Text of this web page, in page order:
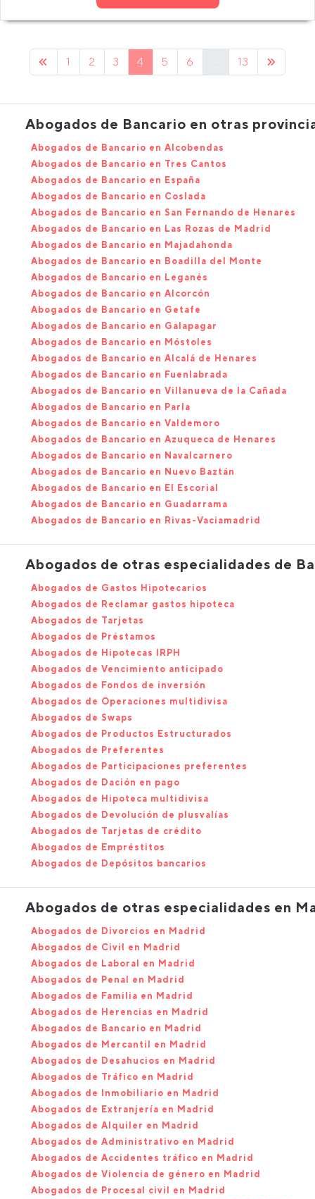
1 2 3 4 5 6 ... 13
Abogados de Bancario en otras
Abogados de Bancario en Alcobendas
Abogados de Bancario en Tres Cantos
Abogados de Bancario en España
Abogados de Bancario en Coslada
Abogados de Bancario en San Fernando de Henares
Abogados de Bancario en Las Rozas de Madrid
Abogados de Bancario en Majadahonda
Abogados de Bancario en Boadilla del Monte
Abogados de Bancario en Leganés
Abogados de Bancario en Alcorcón
Abogados de Bancario en Getafe
Abogados de Bancario en Galapagar
Abogados de Bancario en Móstoles
Abogados de Bancario en Alcalá de Henares
Abogados de Bancario en Fuenlabrada
Abogados de Bancario en Villanueva de la Cañada
Abogados de Bancario en Parla
Abogados de Bancario en Valdemoro
Abogados de Bancario en Azuqueca de Henares
Abogados de Bancario en Navalcarnero
Abogados de Bancario en Nuevo Baztán
Abogados de Bancario en El Escorial
Abogados de Bancario en Guadarrama
Abogados de Bancario en Rivas-Vaciamadrid
Abogados de otras especialidades de
Abogados de Gastos Hipotecarios
Abogados de Reclamar gastos hipoteca
Abogados de Tarjetas
Abogados de Préstamos
Abogados de Hipotecas IRPH
Abogados de Vencimiento anticipado
Abogados de Fondos de inversión
Abogados de Operaciones multidivisa
Abogados de Swaps
Abogados de Productos Estructurados
Abogados de Preferentes
Abogados de Participaciones preferentes
Abogados de Dación en pago
Abogados de Hipoteca multidivisa
Abogados de Devolución de plusvalías
Abogados de Tarjetas de crédito
Abogados de Empréstitos
Abogados de Depósitos bancarios
Abogados de otras especialidades en
Abogados de Divorcios en Madrid
Abogados de Civil en Madrid
Abogados de Laboral en Madrid
Abogados de Penal en Madrid
Abogados de Familia en Madrid
Abogados de Herencias en Madrid
Abogados de Bancario en Madrid
Abogados de Mercantil en Madrid
Abogados de Desahucios en Madrid
Abogados de Tráfico en Madrid
Abogados de Inmobiliario en Madrid
Abogados de Extranjería en Madrid
Abogados de Alquiler en Madrid
Abogados de Administrativo en Madrid
Abogados de Accidentes tráfico en Madrid
Abogados de Violencia de género en Madrid
Abogados de Procesal civil en Madrid